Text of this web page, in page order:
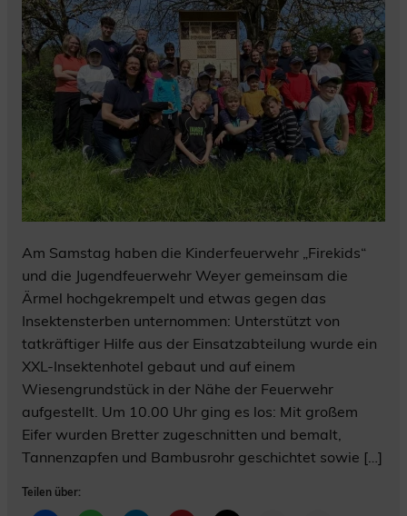
Am Samstag haben die Kinderfeuerwehr „Firekids“
und die Jugendfeuerwehr Weyer gemeinsam die
Ärmel hochgekrempelt und etwas gegen das
Insektensterben unternommen: Unterstützt von
tatkräftiger Hilfe aus der Einsatzabteilung wurde ein
XXL-Insektenhotel gebaut und auf einem
Wiesengrundstück in der Nähe der Feuerwehr
aufgestellt. Um 10.00 Uhr ging es los: Mit großem
Eifer wurden Bretter zugeschnitten und bemalt,
Tannenzapfen und Bambusrohr geschichtet sowie […]
Teilen über: